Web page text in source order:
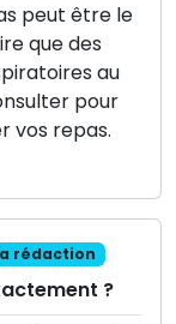
peut être le
que des
au
pour
vos repas.
rédaction
?